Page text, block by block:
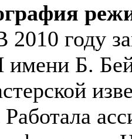
2010 году
Б.
Работала